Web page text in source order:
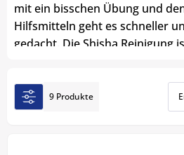
mit ein bisschen Übung und
Hilfsmitteln geht es schneller
gedacht. Die Shisha Reinigung
unangenehmer Geschmack
Daher stellt die Reinigung
wichtigen Schritt dar. Nur
9 Produkte